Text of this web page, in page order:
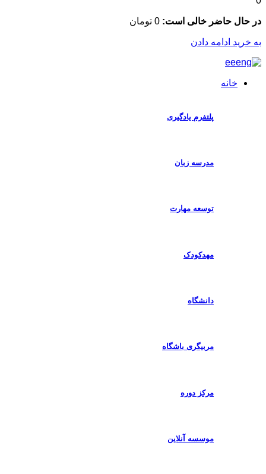
حاضر خالی است: 0 تومان
ادامه دادن
خانه
پلتفرم یادگیری
مدرسه زبان
توسعه مهارت
مهدکودک
دانشگاه
مربیگری باشگاه
مرکز دوره
موسسه آنلاین